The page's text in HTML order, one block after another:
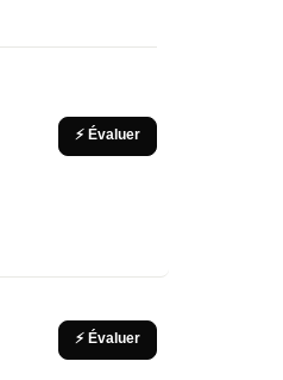
⚡ Évaluer
⚡ Évaluer